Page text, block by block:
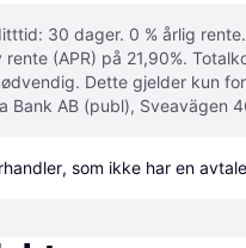
30 dager. 0 % årlig rente.
(APR) på 21,90%.
Dette gjelder kun
Bank AB (publ), Sveavägen
, som ikke har en